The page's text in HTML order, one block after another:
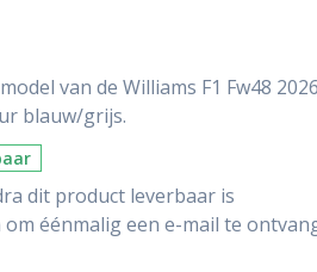
van de Williams F1 Fw48
blauw/grijs.
dit product leverbaar is
om éénmalig een e-mail te